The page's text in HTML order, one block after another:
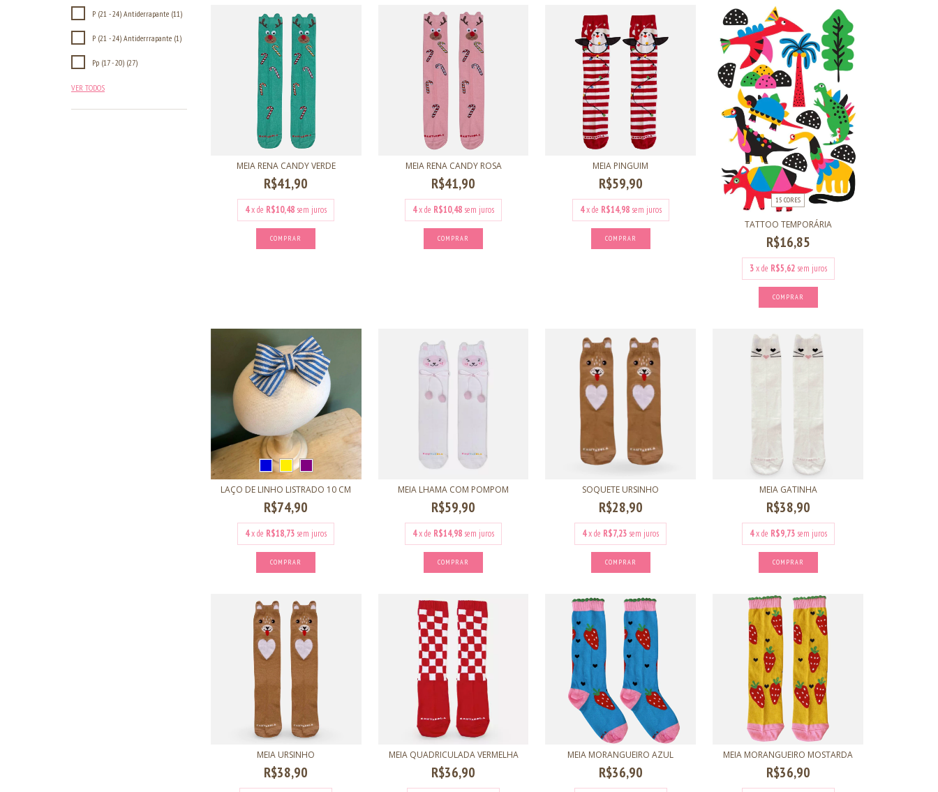
P (21 - 24) Antiderrapante (11)
P (21 - 24) Antiderrrapante (1)
Pp (17 - 20) (27)
VER TODOS
MEIA RENA CANDY VERDE
R$41,90
4x de R$10,48 sem juros
COMPRAR
MEIA RENA CANDY ROSA
R$41,90
4x de R$10,48 sem juros
COMPRAR
MEIA PINGUIM
R$59,90
4x de R$14,98 sem juros
COMPRAR
15 CORES
TATTOO TEMPORÁRIA
R$16,85
3 x de R$5,62 sem juros
COMPRAR
LAÇO DE LINHO LISTRADO 10 CM
R$74,90
4x de R$18,73 sem juros
COMPRAR
MEIA LHAMA COM POMPOM
R$59,90
4x de R$14,98 sem juros
COMPRAR
SOQUETE URSINHO
R$28,90
4x de R$7,23 sem juros
COMPRAR
MEIA GATINHA
R$38,90
4 x de R$9,73 sem juros
COMPRAR
MEIA URSINHO
R$38,90
MEIA QUADRICULADA VERMELHA
R$36,90
MEIA MORANGUEIRO AZUL
R$36,90
MEIA MORANGUEIRO MOSTARDA
R$36,90